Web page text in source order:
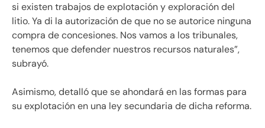
si existen trabajos de explotación y exploración del
litio. Ya di la autorización de que no se autorice ninguna
compra de concesiones. Nos vamos a los tribunales,
tenemos que defender nuestros recursos naturales”,
subrayó.
Asimismo, detalló que se ahondará en las formas para
su explotación en una ley secundaria de dicha reforma.